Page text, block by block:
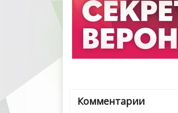
Комментарии